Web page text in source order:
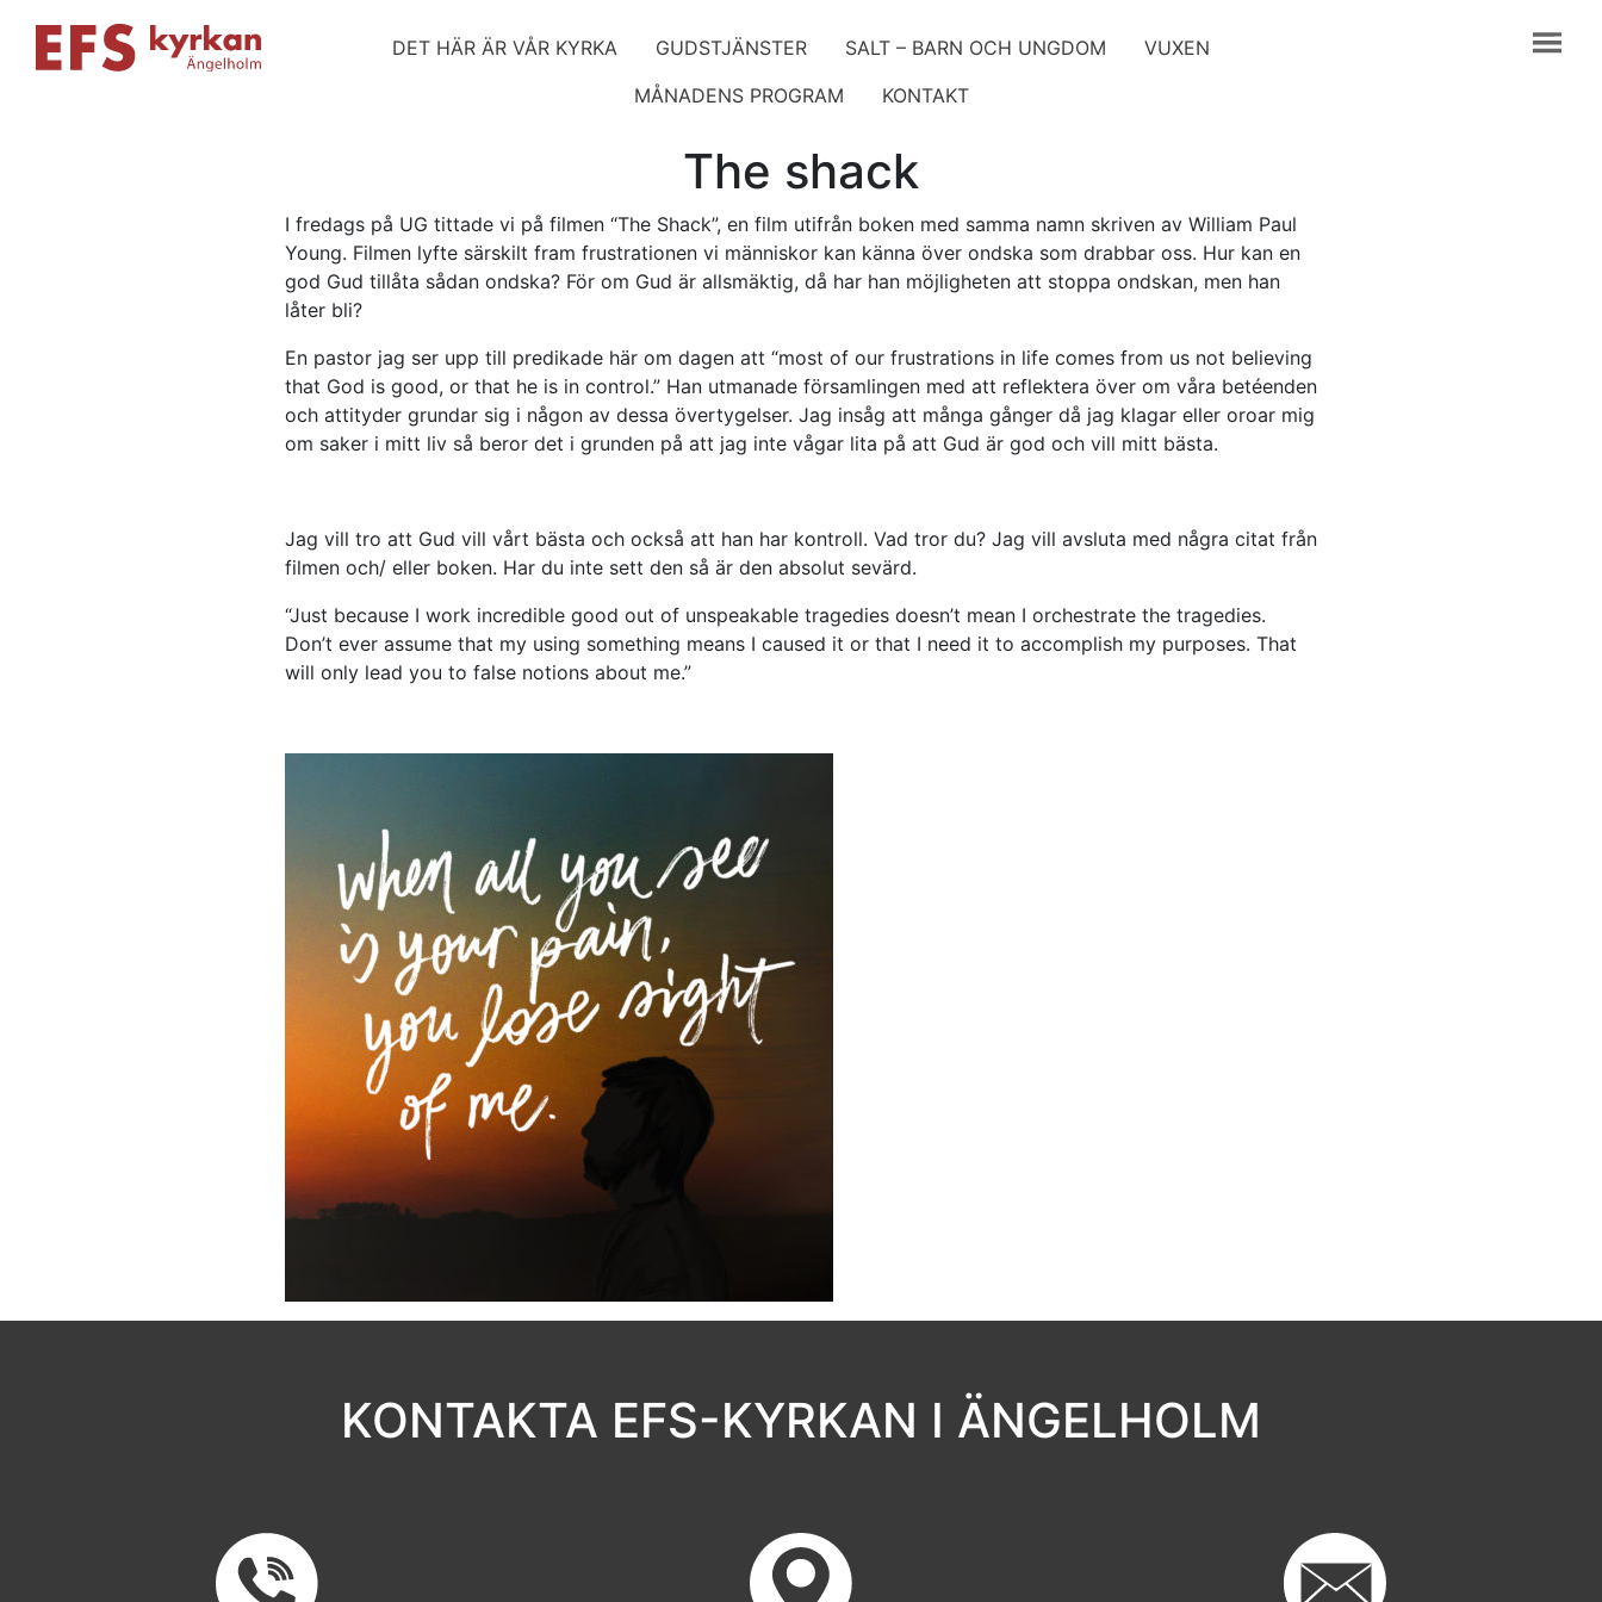
DET HÄR ÄR VÅR KYRKA GUDSTJÄNSTER SALT – BARN OCH UNGDOM
VUXEN
MÅNADENS PROGRAM
KONTAKT
The shack
I fredags på UG tittade vi på filmen “The Shack”, en film utifrån boken med samma namn skriven av William Paul
Young. Filmen lyfte särskilt fram frustrationen vi människor kan känna över ondska som drabbar oss. Hur kan en
god Gud tillåta sådan ondska? För om Gud är allsmäktig, då har han möjligheten att stoppa ondskan, men han
låter bli?
En pastor jag ser upp till predikade här om dagen att “most of our frustrations in life comes from us not believing
that God is good, or that he is in control.” Han utmanade församlingen med att reflektera över om våra betéenden
och attityder grundar sig i någon av dessa övertygelser. Jag insåg att många gånger då jag klagar eller oroar mig
om saker i mitt liv så beror det i grunden på att jag inte vågar lita på att Gud är god och vill mitt bästa.
Jag vill tro att Gud vill vårt bästa och också att han har kontroll. Vad tror du? Jag vill avsluta med några citat från
filmen och/ eller boken. Har du inte sett den så är den absolut sevärd.
“Just because I work incredible good out of unspeakable tragedies doesn’t mean I orchestrate the tragedies.
Don’t ever assume that my using something means I caused it or that I need it to accomplish my purposes. That
will only lead you to false notions about me.”
KONTAKTA EFS-KYRKAN I ÄNGELHOLM